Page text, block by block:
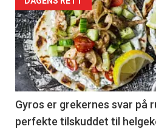
akkurat
nå
-
6
Gyros er grekernes svar på
perfekte tilskuddet til